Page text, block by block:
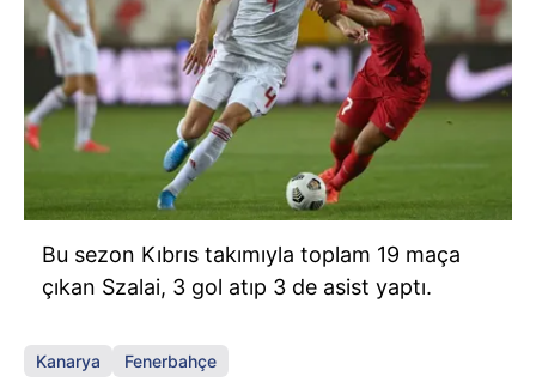
Bu sezon Kıbrıs takımıyla toplam 19 maça
çıkan Szalai, 3 gol atıp 3 de asist yaptı.
Kanarya Fenerbahçe